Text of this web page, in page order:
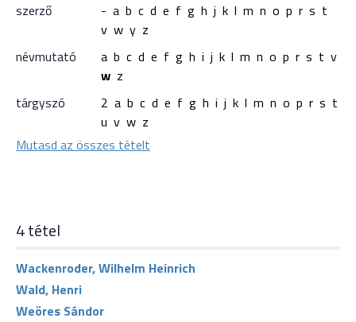
szerző
- a b c d e f g h j k l m n o p r s t
v w y z
névmutató
a b c d e f g h i j k l m n o p r s t v
w z
tárgyszó
2 a b c d e f g h i j k l m n o p r s t
u v w z
Mutasd az összes tételt
4 tétel
Wackenroder, Wilhelm Heinrich
Wald, Henri
Weöres Sándor